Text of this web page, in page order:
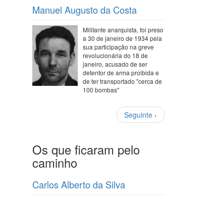
Manuel Augusto da Costa
Militante anarquista, foi preso
a 30 de janeiro de 1934 pela
sua participação na greve
revolucionária do 18 de
janeiro, acusado de ser
detentor de arma proibida e
de ter transportado "cerca de
100 bombas"
Próxima
página
Seguinte ›
Os que ficaram pelo
caminho
Carlos Alberto da Silva